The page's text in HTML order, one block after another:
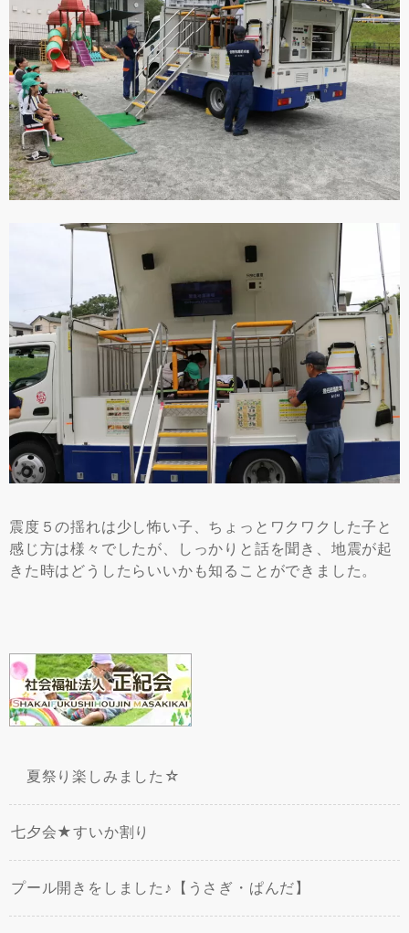
震度５の揺れは少し怖い子、ちょっとワクワクした子と
感じ方は様々でしたが、しっかりと話を聞き、地震が起
きた時はどうしたらいいかも知ることができました。
夏祭り楽しみました☆
七夕会★すいか割り
プール開きをしました♪【うさぎ・ぱんだ】